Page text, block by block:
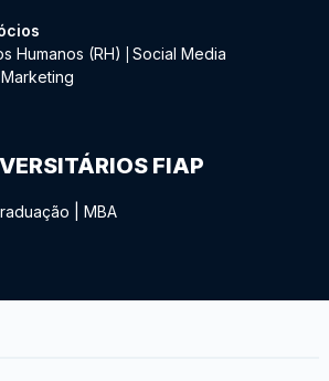
Humanos (RH)
Social Media
FIAP
MBA